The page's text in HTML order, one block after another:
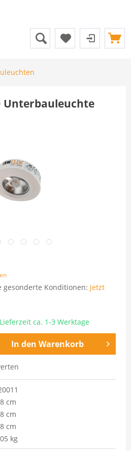
Unterbauleuchte
gesonderte Konditionen: Jetzt
ca. 1-3 Werktage
In den Warenkorb
cm
cm
cm
kg